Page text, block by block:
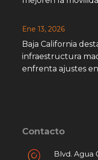
Baja California
infraestructura
enfrenta ajustes
Ene 13, 2026
Contacto
Blvd. Agua